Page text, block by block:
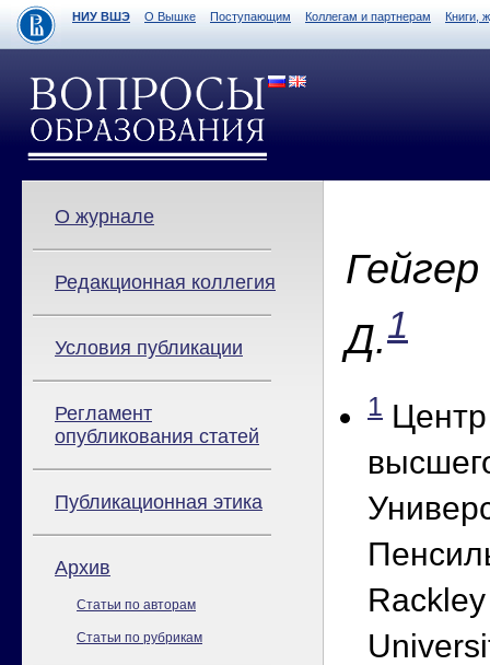
НИУ ВШЭ О Вышке Поступающим Коллегам и партнерам Книги,
О журнале
Редакционная коллегия
Условия публикации
Регламент
опубликования статей
Публикационная этика
Архив
Статьи по авторам
Статьи по рубрикам
Гейгер
Д.1
1